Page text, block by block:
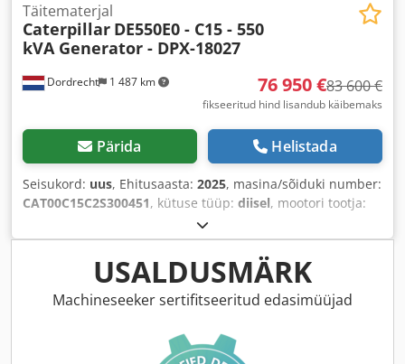
Dordrecht 1 487 km
Täitematerjal
Caterpillar DE550E0 - C15 - 550
kVA Generator - DPX-18027
76 950 €83 600 €
fikseeritud hind lisandub käibemaks
Pärida Helistada
Seisukord: uus, Ehitusaasta: 2025, masina/sõiduki number:
CAT00C15C2S300451, kütuse tüüp: diisel, mootori tootja:
USALDUSMÄRK
Machineseeker sertifitseeritud edasimüüjad